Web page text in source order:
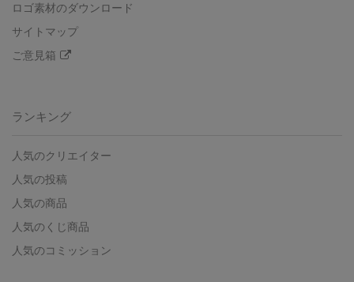
ロゴ素材のダウンロード
サイトマップ
ご意見箱
ランキング
人気のクリエイター
人気の投稿
人気の商品
人気のくじ商品
人気のコミッション